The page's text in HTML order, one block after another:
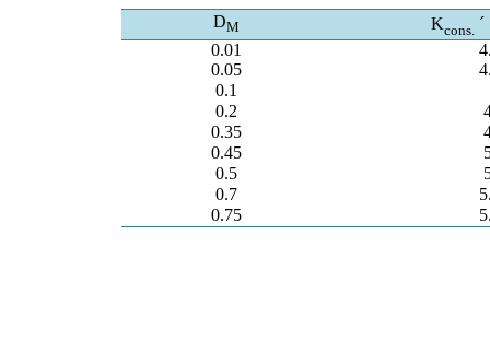
DM Kcons.
0.01
0.05
0.1
0.2
0.35
0.45
0.5
0.7
0.75